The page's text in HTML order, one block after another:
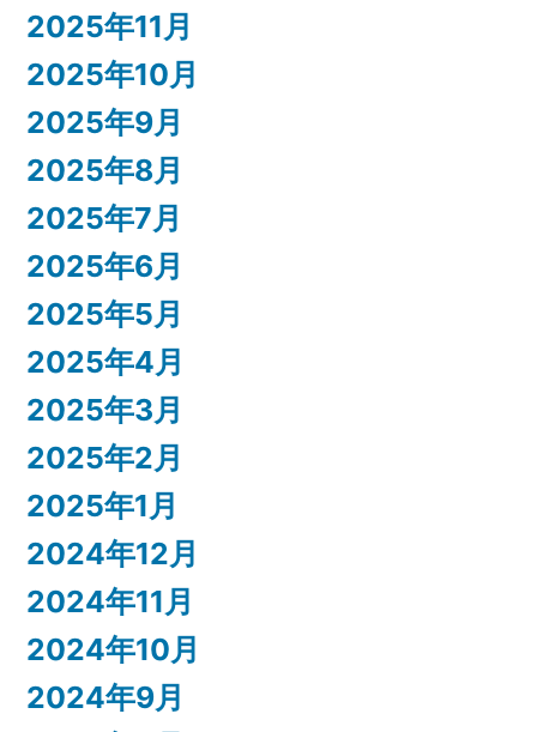
2025年11月
2025年10月
2025年9月
2025年8月
2025年7月
2025年6月
2025年5月
2025年4月
2025年3月
2025年2月
2025年1月
2024年12月
2024年11月
2024年10月
2024年9月